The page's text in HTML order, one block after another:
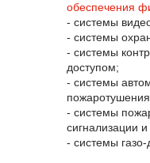
обеспечения
- системы
- системы
- системы
доступом;
- системы
- системы
сигнализации
- системы